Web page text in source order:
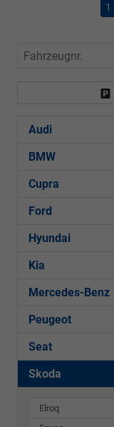
1
Fahrzeugnr.
Audi
BMW
Cupra
Ford
Hyundai
Kia
Mercedes-Benz
Peugeot
Seat
Skoda
Elroq